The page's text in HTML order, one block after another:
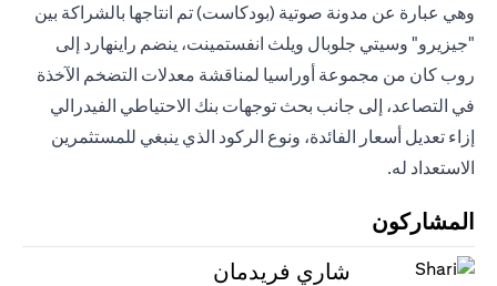
وهي عبارة عن مدونة صوتية (بودكاست) تم انتاجها بالشراكة بين
"جيزيرو" وسيتي جلوبال ويلث انفستمينت، ينضم راينهارد إلى
روب كان من مجموعة أوراسيا لمناقشة معدلات التضخم الآخذة
في التصاعد، إلى جانب بحث توجهات بنك الاحتياطي الفيدرالي
إزاء تعديل أسعار الفائدة، ونوع الركود الذي ينبغي للمستثمرين
الاستعداد له.
المشاركون
شاري فريدمان